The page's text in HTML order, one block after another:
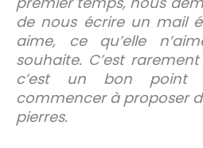
de nous écrire un mail
aime, ce qu’elle
souhaite. C’est
c’est un bon point
commencer à proposer
pierres.